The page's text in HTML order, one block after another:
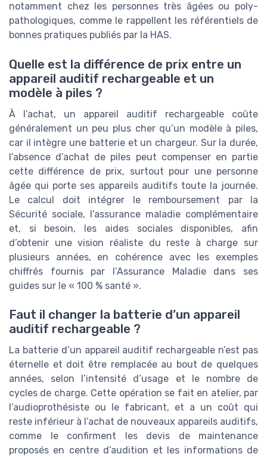
notamment chez les personnes très âgées ou poly-
pathologiques, comme le rappellent les référentiels de
bonnes pratiques publiés par la HAS.
Quelle est la différence de prix entre un
appareil auditif rechargeable et un
modèle à piles ?
À l’achat, un appareil auditif rechargeable coûte
généralement un peu plus cher qu’un modèle à piles,
car il intègre une batterie et un chargeur. Sur la durée,
l’absence d’achat de piles peut compenser en partie
cette différence de prix, surtout pour une personne
âgée qui porte ses appareils auditifs toute la journée.
Le calcul doit intégrer le remboursement par la
Sécurité sociale, l’assurance maladie complémentaire
et, si besoin, les aides sociales disponibles, afin
d’obtenir une vision réaliste du reste à charge sur
plusieurs années, en cohérence avec les exemples
chiffrés fournis par l’Assurance Maladie dans ses
guides sur le « 100 % santé ».
Faut il changer la batterie d’un appareil
auditif rechargeable ?
La batterie d’un appareil auditif rechargeable n’est pas
éternelle et doit être remplacée au bout de quelques
années, selon l’intensité d’usage et le nombre de
cycles de charge. Cette opération se fait en atelier, par
l’audioprothésiste ou le fabricant, et a un coût qui
reste inférieur à l’achat de nouveaux appareils auditifs,
comme le confirment les devis de maintenance
proposés en centre d’audition et les informations de